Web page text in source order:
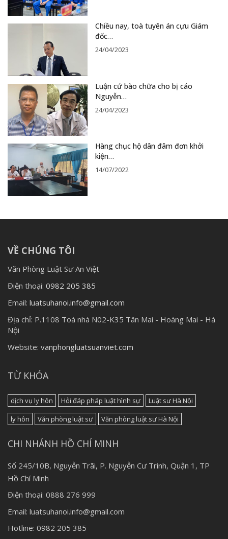
Chiều nay, toà tuyên án cựu Giám
đốc…
24/04/2023
Luận cứ bào chữa cho bị cáo
Nguyễn…
24/04/2023
Hàng chục hộ dân đâm đơn khởi
kiện…
14/07/2022
VỀ CHÚNG TÔI
Văn Phòng Luật Sư An Việt
Điện thoại: 0982 205 385
Email: luatsuhanoi.info@gmail.com
Địa chỉ: P.1108 Toà nhà N02-K35 Tân Mai - Hoàng Mai - Hà
Nội
Website: vanphongluatsuanviet.com
TỪ KHÓA
dịch vụ ly hôn Hỏi đáp pháp luật hình sự
Luật sư Hà Nội
ly hôn
Văn phòng luật sư Văn phòng luật sư Hà Nội
CHI NHÁNH HỒ CHÍ MINH
Số 245/10B, Nguyễn Trãi, P. Nguyễn Cư Trinh, Quận 1, TP
Hồ Chí Minh
Điện thoại: 0888 276 999
Email: luatsuhanoi.info@gmail.com
Hotline: 0982 205 385